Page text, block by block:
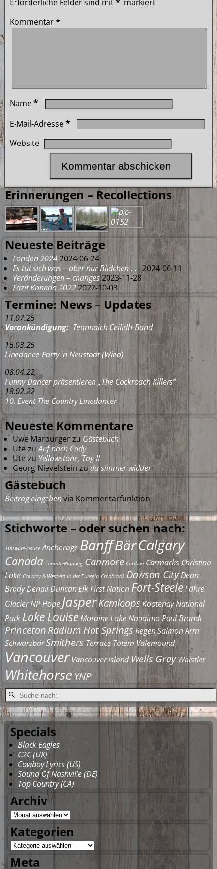
Erforderliche Felder sind mit* markiert
Kommentar*
Name*
E-Mail-Adresse*
Website
Erinnerungen – Recollections
Neueste Beiträge
London 20242024-06-24
Es tut sich was – aber nur Bildchen . . . 2024-06-11
Veränderungen – changes2023-11-28
Fazit Kanada 20222022-10-03
Termine: News – Updates
11.07.25
Vorankündigung: Teannaich Ceilidh-Band
15.03.25
Linedance-Party in Neustadt (Wied)
08.04.22
Funny Dancer präsentieren „The Cockroach Killers“
18.02.22
10. Event The Country Linedancer
Neueste Kommentare
Uwe Marburgerzu Gästebuch
UtezuAuf nach Cody
Ute zu Yellowstone, Tag II
Georg Nievelstein zuda simmer widder
Gästebuch
Beitrag eingebenvia Kommentarfunktion
Stichworte – oder suchen nach:
100 Mile-House Anchorage BanffBärCalgary
Canada Canada-Planung Canmore Cariboo Carmacks Christina-
Lake Country & Western in der Euregio Cranbrook Dawson CityDean
BrodyDenaliDuncanElkFirst Nation Fort-SteeleFähre
Glacier NPHope JasperKamloops Kootenay National
Park Lake LouiseMoraine LakeNanaimoPaul Brandt
Princeton Radium Hot Springs RegenSalmon Arm
SchwarzbärSmithers Terrace Totem Valemound
Vancouver Vancouver Island Wells Gray Whistler
Whitehorse YNP
Specials
Black Eagles
C2C (UK)
Cowboy Lyrics (US)
Sound Of Nashville (DE)
Top Country (CA)
Archiv
Kategorien
Meta